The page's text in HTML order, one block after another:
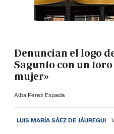
Denuncian el logo
Sagunto con un
mujer»
Alba Pérez Espada
LUIS MARÍA SÁEZ DE JÁUREGUI